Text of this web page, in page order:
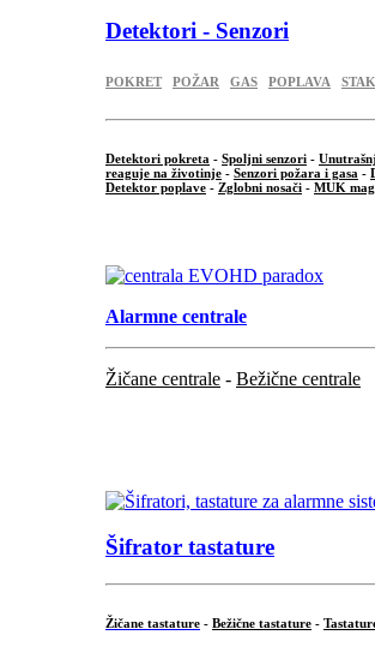
Detektori - Senzori
POKRET POŽAR GAS POPLAVA
Detektori pokreta - Spoljni senzori -
reaguje na životinje - Senzori požara i gasa -
Detektor poplave - Zglobni nosači - MUK
Alarmne centrale
Žičane centrale - Bežične centrale
Šifrator tastature
Žičane tastature - Bežične tastature -